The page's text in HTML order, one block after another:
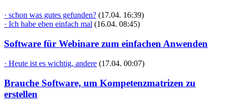
· schon was gutes gefunden? (17.04. 16:39)
· Ich habe eben einfach mal (16.04. 08:45)
Software für Webinare zum einfachen Anwenden
· Heute ist es wichtig, andere (17.04. 00:07)
Brauche Software, um Kompetenzmatrizen zu
erstellen